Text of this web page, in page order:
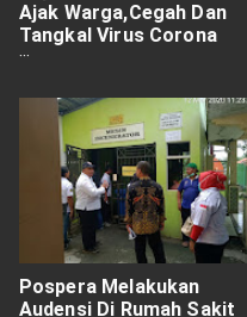
Ajak Warga,Cegah Dan
Tangkal Virus Corona
Dengan Cuci Tangan Yang
Pospera Melakukan
Audensi Di Rumah Sakit